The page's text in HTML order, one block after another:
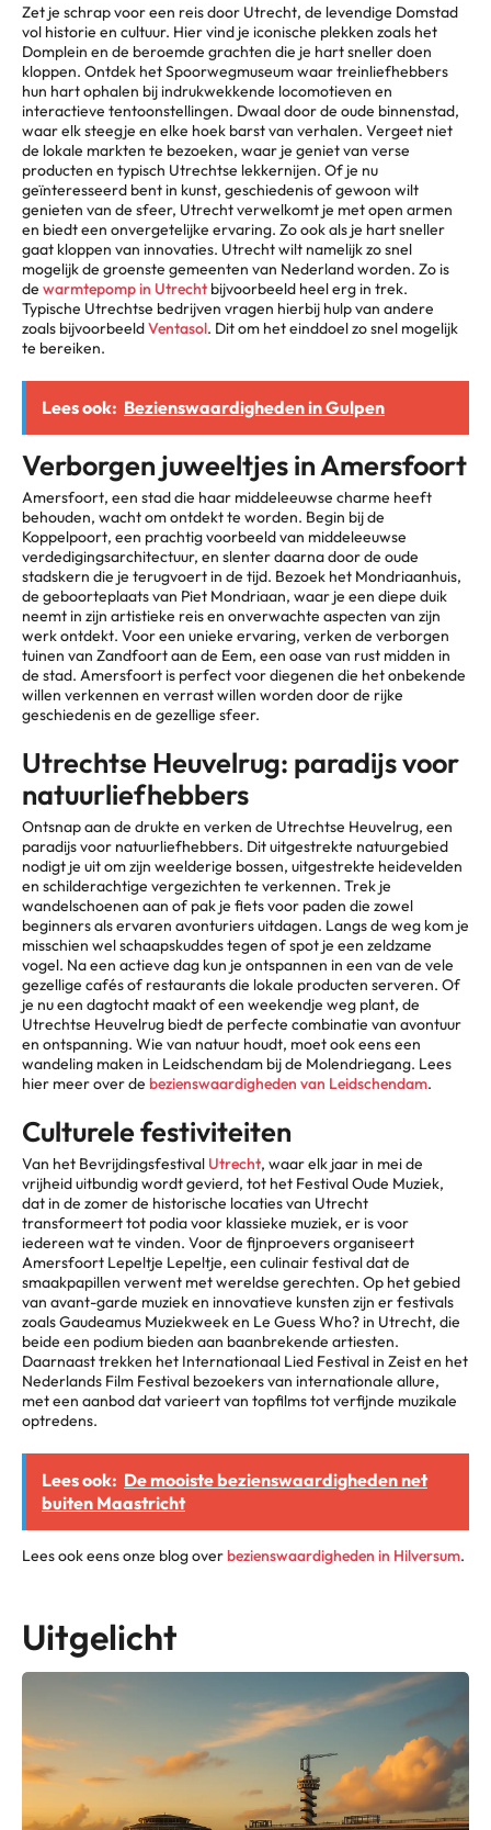
Zet je schrap voor een reis door Utrecht, de levendige Domstad
vol historie en cultuur. Hier vind je iconische plekken zoals het
Domplein en de beroemde grachten die je hart sneller doen
kloppen. Ontdek het Spoorwegmuseum waar treinliefhebbers
hun hart ophalen bij indrukwekkende locomotieven en
interactieve tentoonstellingen. Dwaal door de oude binnenstad,
waar elk steegje en elke hoek barst van verhalen. Vergeet niet
de lokale markten te bezoeken, waar je geniet van verse
producten en typisch Utrechtse lekkernijen. Of je nu
geïnteresseerd bent in kunst, geschiedenis of gewoon wilt
genieten van de sfeer, Utrecht verwelkomt je met open armen
en biedt een onvergetelijke ervaring. Zo ook als je hart sneller
gaat kloppen van innovaties. Utrecht wilt namelijk zo snel
mogelijk de groenste gemeenten van Nederland worden. Zo is
de warmtepomp in Utrecht bijvoorbeeld heel erg in trek.
Typische Utrechtse bedrijven vragen hierbij hulp van andere
zoals bijvoorbeeldVentasol. Dit om het einddoel zo snel mogelijk
te bereiken.
Lees ook: Bezienswaardigheden in Gulpen
Verborgen juweeltjes in Amersfoort
Amersfoort, een stad die haar middeleeuwse charme heeft
behouden, wacht om ontdekt te worden. Begin bij de
Koppelpoort, een prachtig voorbeeld van middeleeuwse
verdedigingsarchitectuur, en slenter daarna door de oude
stadskern die je terugvoert in de tijd. Bezoek het Mondriaanhuis,
de geboorteplaats van Piet Mondriaan, waar je een diepe duik
neemt in zijn artistieke reis en onverwachte aspecten van zijn
werk ontdekt. Voor een unieke ervaring, verken de verborgen
tuinen van Zandfoort aan de Eem, een oase van rust midden in
de stad. Amersfoort is perfect voor diegenen die het onbekende
willen verkennen en verrast willen worden door de rijke
geschiedenis en de gezellige sfeer.
Utrechtse Heuvelrug: paradijs voor
natuurliefhebbers
Ontsnap aan de drukte en verken de Utrechtse Heuvelrug, een
paradijs voor natuurliefhebbers. Dit uitgestrekte natuurgebied
nodigt je uit om zijn weelderige bossen, uitgestrekte heidevelden
en schilderachtige vergezichten te verkennen. Trek je
wandelschoenen aan of pak je fiets voor paden die zowel
beginners als ervaren avonturiers uitdagen. Langs de weg kom je
misschien wel schaapskuddes tegen of spot je een zeldzame
vogel. Na een actieve dag kun je ontspannen in een van de vele
gezellige cafés of restaurants die lokale producten serveren. Of
je nu een dagtocht maakt of een weekendje weg plant, de
Utrechtse Heuvelrug biedt de perfecte combinatie van avontuur
en ontspanning. Wie van natuur houdt, moet ook eens een
wandeling maken in Leidschendam bij de Molendriegang. Lees
hier meer over de bezienswaardigheden van Leidschendam.
Culturele festiviteiten
Van het Bevrijdingsfestival Utrecht, waar elk jaar in mei de
vrijheid uitbundig wordt gevierd, tot het Festival Oude Muziek,
dat in de zomer de historische locaties van Utrecht
transformeert tot podia voor klassieke muziek, er is voor
iedereen wat te vinden. Voor de fijnproevers organiseert
Amersfoort Lepeltje Lepeltje, een culinair festival dat de
smaakpapillen verwent met wereldse gerechten. Op het gebied
van avant-garde muziek en innovatieve kunsten zijn er festivals
zoals Gaudeamus Muziekweek en Le Guess Who? in Utrecht, die
beide een podium bieden aan baanbrekende artiesten.
Daarnaast trekken het Internationaal Lied Festival in Zeist en het
Nederlands Film Festival bezoekers van internationale allure,
met een aanbod dat varieert van topfilms tot verfijnde muzikale
optredens.
Lees ook: De mooiste bezienswaardigheden net
buiten Maastricht
Lees ook eens onze blog overbezienswaardigheden in Hilversum.
Uitgelicht